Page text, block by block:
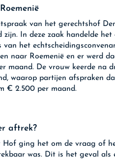
van het gerechtshof
zijn. In deze zaak handelde
van het
naar Roemenië en er werd
maand. De vrouw keerde na
waarop partijen afspraken
€ 2.500 per maand.
aftrek?
Hof ging het om de vraag of
was. Dit is het geval